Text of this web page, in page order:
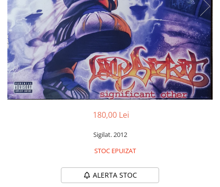
Viniluri Românești
Colecția Electrecord
180,00 Lei
Sigilat. 2012
STOC EPUIZAT
ALERTA STOC